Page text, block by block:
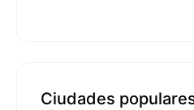
Ciudades